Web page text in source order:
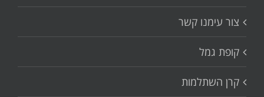
צור עימנו קשר
קופת גמל
קרן השתלמות